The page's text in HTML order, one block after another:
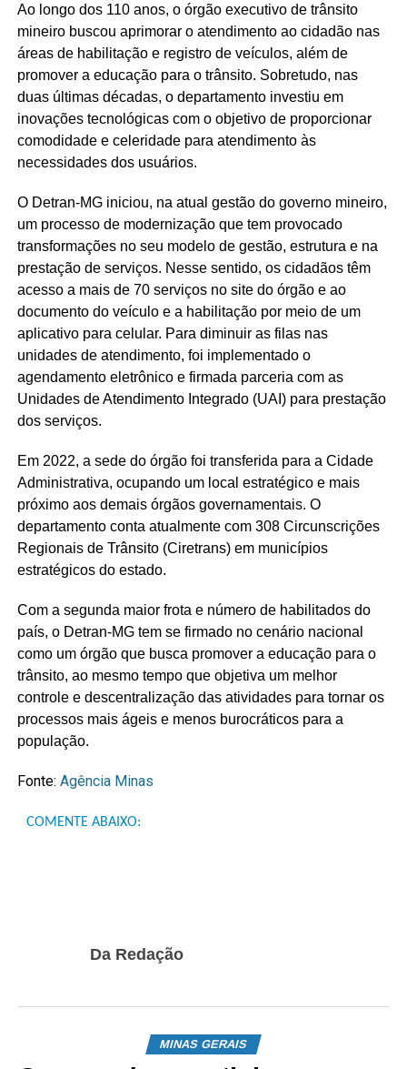
Ao longo dos 110 anos, o órgão executivo de trânsito
mineiro buscou aprimorar o atendimento ao cidadão nas
áreas de habilitação e registro de veículos, além de
promover a educação para o trânsito. Sobretudo, nas
duas últimas décadas, o departamento investiu em
inovações tecnológicas com o objetivo de proporcionar
comodidade e celeridade para atendimento às
necessidades dos usuários.
O Detran-MG iniciou, na atual gestão do governo mineiro,
um processo de modernização que tem provocado
transformações no seu modelo de gestão, estrutura e na
prestação de serviços. Nesse sentido, os cidadãos têm
acesso a mais de 70 serviços no site do órgão e ao
documento do veículo e a habilitação por meio de um
aplicativo para celular. Para diminuir as filas nas
unidades de atendimento, foi implementado o
agendamento eletrônico e firmada parceria com as
Unidades de Atendimento Integrado (UAI) para prestação
dos serviços.
Em 2022, a sede do órgão foi transferida para a Cidade
Administrativa, ocupando um local estratégico e mais
próximo aos demais órgãos governamentais. O
departamento conta atualmente com 308 Circunscrições
Regionais de Trânsito (Ciretrans) em municípios
estratégicos do estado.
Com a segunda maior frota e número de habilitados do
país, o Detran-MG tem se firmado no cenário nacional
como um órgão que busca promover a educação para o
trânsito, ao mesmo tempo que objetiva um melhor
controle e descentralização das atividades para tornar os
processos mais ágeis e menos burocráticos para a
população.
Fonte: Agência Minas
COMENTE ABAIXO:
Da Redação
MINAS GERAIS